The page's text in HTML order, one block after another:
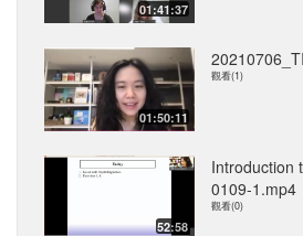
01:41:37
01:50:11
觀看(1)
52:58
Introduction
0109-1.mp4
觀看(0)